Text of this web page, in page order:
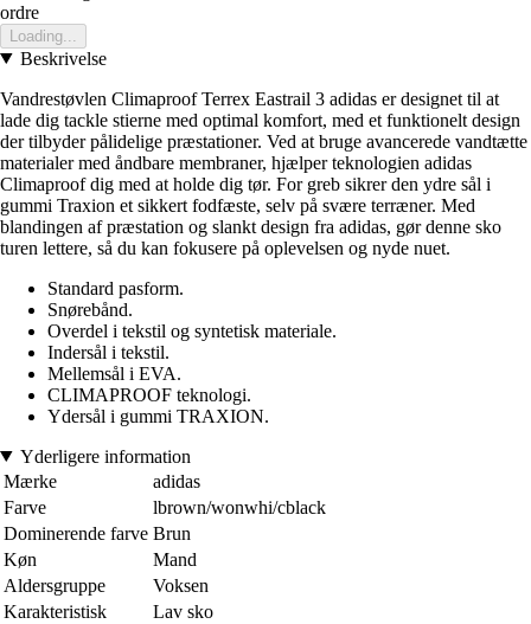
ordre
Loading...
Beskrivelse
Vandrestøvlen Climaproof Terrex Eastrail 3 adidas er designet til at
lade dig tackle stierne med optimal komfort, med et funktionelt design
der tilbyder pålidelige præstationer. Ved at bruge avancerede vandtætte
materialer med åndbare membraner, hjælper teknologien adidas
Climaproof dig med at holde dig tør. For greb sikrer den ydre sål i
gummi Traxion et sikkert fodfæste, selv på svære terræner. Med
blandingen af præstation og slankt design fra adidas, gør denne sko
turen lettere, så du kan fokusere på oplevelsen og nyde nuet.
Standard pasform.
Snørebånd.
Overdel i tekstil og syntetisk materiale.
Indersål i tekstil.
Mellemsål i EVA.
CLIMAPROOF teknologi.
Ydersål i gummi TRAXION.
Yderligere information
Mærke
adidas
Farve
lbrown/wonwhi/cblack
Dominerende farve Brun
Køn
Mand
Aldersgruppe
Voksen
Karakteristisk
Lav sko